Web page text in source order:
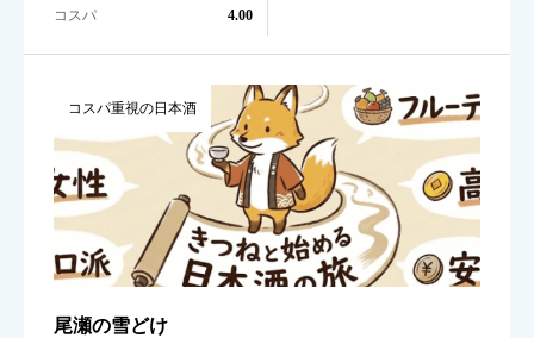
コスパ 4.00
コスパ重視の日本酒
尾瀬の雪どけ